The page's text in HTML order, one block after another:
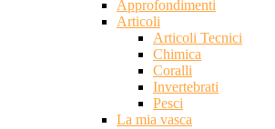
Approfondimenti
Articoli
Articoli Tecnici
Chimica
Coralli
Invertebrati
Pesci
La mia vasca